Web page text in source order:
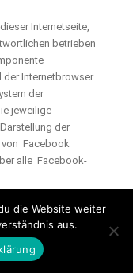
Internetseite,
betrieben
der Internetbrowser
der
jeweilige
der
von Facebook
alle Facebook-
dieses
darüber,
durch die
die Website weiter
aus.